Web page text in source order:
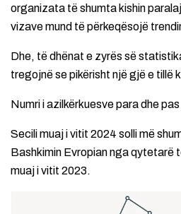
organizata të shumta kishin
vizave mund të përkeqësojë
Dhe, të dhënat e zyrës së
tregojnë se pikërisht një gjë e tillë
Numri i azilkërkuesve para dhe
Secili muaj i vitit 2024 solli më
Bashkimin Evropian nga qytetarë
muaj i vitit 2023.